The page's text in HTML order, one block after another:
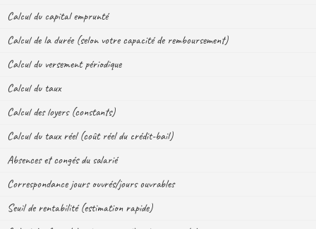
Calcul du capital emprunté
Calcul de la durée (selon votre capacité de remboursement)
Calcul du versement périodique
Calcul du taux
Calcul des loyers (constants)
Calcul du taux réel (coût réel du crédit-bail)
Absences et congés du salarié
Correspondance jours ouvrés/jours ouvrables
Seuil de rentabilité (estimation rapide)